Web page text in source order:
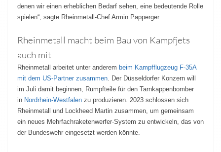
denen wir einen erheblichen Bedarf sehen, eine bedeutende Rolle
spielen“, sagte Rheinmetall-Chef Armin Papperger.
Rheinmetall macht beim Bau von Kampfjets
auch mit
Rheinmetall arbeitet unter anderem beim Kampfflugzeug F-35A
mit dem US-Partner zusammen. Der Düsseldorfer Konzern will
im Juli damit beginnen, Rumpfteile für den Tarnkappenbomber
in Nordrhein-Westfalen zu produzieren. 2023 schlossen sich
Rheinmetall und Lockheed Martin zusammen, um gemeinsam
ein neues Mehrfachraketenwerfer-System zu entwickeln, das von
der Bundeswehr eingesetzt werden könnte.